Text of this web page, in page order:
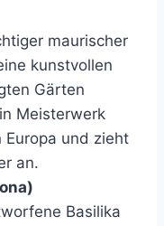
maurischer
kunstvollen
Gärten
Meisterwerk
Europa und zieht
an.
Basilika